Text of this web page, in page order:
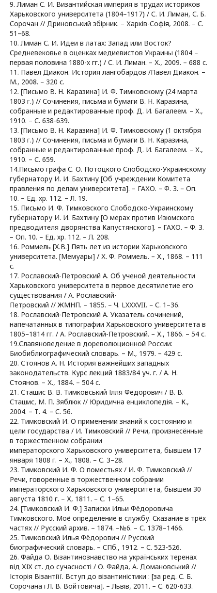
9. Лиман С. И. Византийская империя в трудах историков
Харьковского университета (1804–1917) / С. И. Лиман, С. Б.
Сорочан // Дриновський збірник. – Харків-Софія, 2008. – С.
51–68.
10. Лиман С. И. Идеи в латах: Запад или Восток?
Средневековье в оценках медиевистов Украины (1804 –
первая половина 1880-х гг.) / С. И. Лиман. – Х., 2009. – 688 с.
11. Павел Диакон. История лангобардов /Павел Диакон. –
М., 2008. – 320 с.
12. [Письмо В. Н. Каразина] И. Ф. Тимковскому (24 марта
1803 г.) // Сочинения, письма и бумаги В. Н. Каразина,
собранные и редактированные проф. Д. И. Багалеем. – Х.,
1910. – С. 638-639.
13. [Письмо В. Н. Каразина] И. Ф. Тимковскому (1 октября
1803 г.) // Сочинения, письма и бумаги В. Н. Каразина,
собранные и редактированные проф. Д. И. Багалеем. – Х.,
1910. – С. 659.
14.Письмо графа С. О. Потоцкого Слободско-Украинскому
губернатору И. И. Бахтину [Об учреждении Комитета
правления по делам университета]. – ГАХО. – Ф. 3. – Оп.
10. – Ед. хр. 112. – Л. 19.
15. Письмо И. Ф. Тимковского Слободско-Украинскому
губернатору И. И. Бахтину [О мерах против Изюмского
предводителя дворянства Капустянского]. – ГАХО. – Ф. 3.
– Оп. 10. – Ед. хр. 112. – Л. 208.
16. Роммель [Х.В.] Пять лет из истории Харьковского
университета. [Мемуары] / Х. Ф. Роммель. – Х., 1868. – 111
с.
17. Рославский-Петровский А. Об ученой деятельности
Харьковского университета в первое десятилетие его
существования / А. Рославский-
Петровский // ЖМНП. – 1855. – Ч. LXXXVII. – С. 1–36.
18. Рославский-Петровский А. Указатель сочинений,
напечатанных в типографии Харьковского университета в
1805–1814 гг. / А. Рославский-Петровский. – Х., 1866. – 54 с.
19.Славяноведение в дореволюционной России:
Биобиблиографический словарь. – М., 1979. – 429 с.
20. Стоянов А. Н. История важнейших западных
законодательств. Курс лекций 1883/84 уч. г. / А. Н.
Стоянов. – Х., 1884. – 504 с.
21. Сташис В. В. Тимковський Ілля Федорович / В. В.
Сташис, М. П. Зяблюк // Юридична енциклопедія. – К.,
2004. – Т. 4. – С. 56.
22. Тимковский И. О применении знаний к состоянию и
цели государства / И. Тимковский // Речи, произнесённые
в торжественном собрании
императорского Харьковского университета, бывшем 17
января 1808 г. – Х., 1808. – С. 3–28.
23. Тимковский И. Ф. О поместьях / И. Ф. Тимковский //
Речи, говоренные в торжественном собрании
императорского Харьковского университета, бывшем 30
августа 1810 г. – Х, 1811. – С. 1–65.
24. [Тимковский И. Ф.] Записки Ильи Фёдоровича
Тимковского. Моё определение в службу. Сказание в трёх
частях // Русский архив. – 1874. –№6. – С. 1378–1466.
25. Тимковский Илья Фёдорович // Русский
биографический словарь. – СПб., 1912. – С. 523-526.
26. Файда О. Візантинознавство на українських теренах
від ХІХ ст. до сучасності / О. Файда, А. Домановський //
Історія Візантіїї. Вступ до візантиністики : [за ред. С. Б.
Сорочана і Л. В. Войтовича]. – Львів, 2011. – С. 620-633.